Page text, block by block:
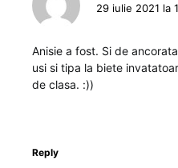
29 iulie 2021 la
Anisie a fost. Si de
usi si tipa la biete
de clasa. :))
Reply